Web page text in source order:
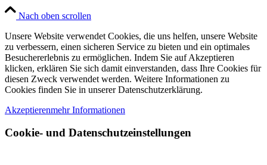
Nach oben scrollen
Unsere Website verwendet Cookies, die uns helfen, unsere Website
zu verbessern, einen sicheren Service zu bieten und ein optimales
Besuchererlebnis zu ermöglichen. Indem Sie auf Akzeptieren
klicken, erklären Sie sich damit einverstanden, dass Ihre Cookies für
diesen Zweck verwendet werden. Weitere Informationen zu
Cookies finden Sie in unserer Datenschutzerklärung.
Akzeptierenmehr Informationen
Cookie- und Datenschutzeinstellungen